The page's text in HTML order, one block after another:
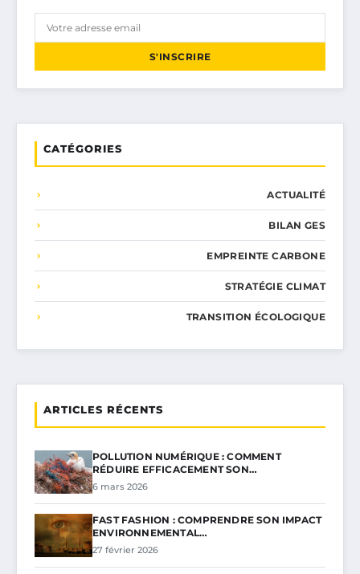
S'INSCRIRE
CATÉGORIES
ACTUALITÉ
BILAN GES
EMPREINTE CARBONE
STRATÉGIE CLIMAT
TRANSITION ÉCOLOGIQUE
ARTICLES RÉCENTS
POLLUTION NUMÉRIQUE : COMMENT
RÉDUIRE EFFICACEMENT SON…
6 mars 2026
FAST FASHION : COMPRENDRE SON IMPACT
ENVIRONNEMENTAL…
27 février 2026